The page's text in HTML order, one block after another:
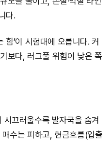
다.
’이 시험대에 오릅니다. 커
보다, 러그풀 위험이 낮은 쪽
끄러울수록 발자국을 숨겨
수는 피하고, 현금흐름(입출